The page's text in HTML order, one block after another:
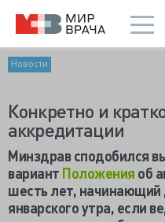
Новости
Конкретно и
аккредитации
Минздрав сподобился
вариант Положения об
шесть лет, начинающий
январского утра, если